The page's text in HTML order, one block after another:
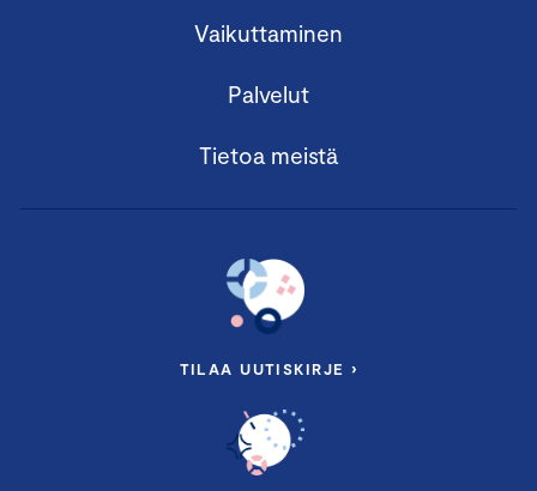
Vaikuttaminen
Palvelut
Tietoa meistä
TILAA UUTISKIRJE ›